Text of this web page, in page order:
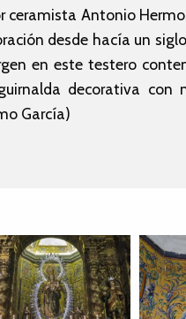
ceramista Antonio
desde hacía un
en este testero
decorativa con
García)